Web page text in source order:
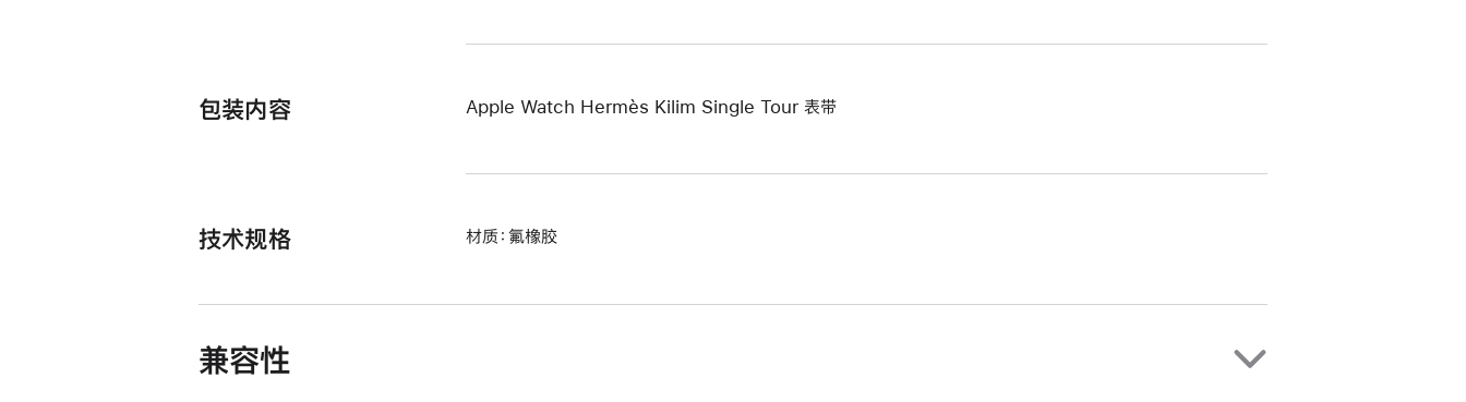
包装内容 Apple Watch Hermès Kilim Single Tour 表带
技术规格 材质：氟橡胶
兼容性